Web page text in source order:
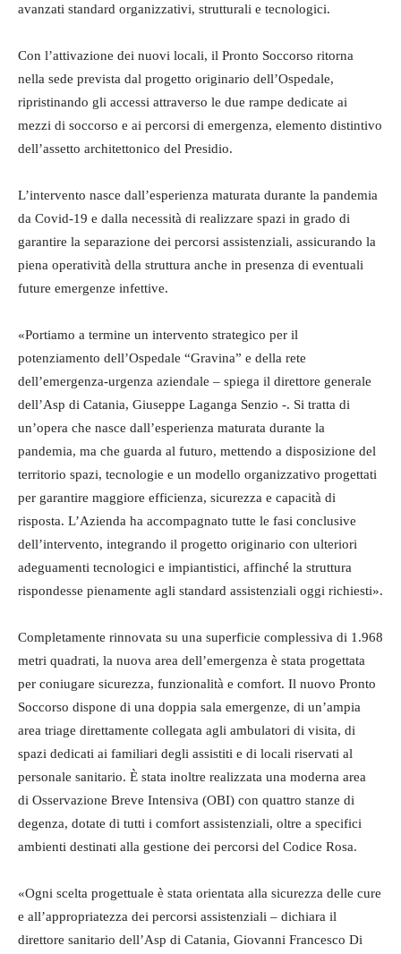
avanzati standard organizzativi, strutturali e tecnologici.
Con l’attivazione dei nuovi locali, il Pronto Soccorso ritorna
nella sede prevista dal progetto originario dell’Ospedale,
ripristinando gli accessi attraverso le due rampe dedicate ai
mezzi di soccorso e ai percorsi di emergenza, elemento distintivo
dell’assetto architettonico del Presidio.
L’intervento nasce dall’esperienza maturata durante la pandemia
da Covid-19 e dalla necessità di realizzare spazi in grado di
garantire la separazione dei percorsi assistenziali, assicurando la
piena operatività della struttura anche in presenza di eventuali
future emergenze infettive.
«Portiamo a termine un intervento strategico per il
potenziamento dell’Ospedale “Gravina” e della rete
dell’emergenza-urgenza aziendale – spiega il direttore generale
dell’Asp di Catania, Giuseppe Laganga Senzio -. Si tratta di
un’opera che nasce dall’esperienza maturata durante la
pandemia, ma che guarda al futuro, mettendo a disposizione del
territorio spazi, tecnologie e un modello organizzativo progettati
per garantire maggiore efficienza, sicurezza e capacità di
risposta. L’Azienda ha accompagnato tutte le fasi conclusive
dell’intervento, integrando il progetto originario con ulteriori
adeguamenti tecnologici e impiantistici, affinché la struttura
rispondesse pienamente agli standard assistenziali oggi richiesti».
Completamente rinnovata su una superficie complessiva di 1.968
metri quadrati, la nuova area dell’emergenza è stata progettata
per coniugare sicurezza, funzionalità e comfort. Il nuovo Pronto
Soccorso dispone di una doppia sala emergenze, di un’ampia
area triage direttamente collegata agli ambulatori di visita, di
spazi dedicati ai familiari degli assistiti e di locali riservati al
personale sanitario. È stata inoltre realizzata una moderna area
di Osservazione Breve Intensiva (OBI) con quattro stanze di
degenza, dotate di tutti i comfort assistenziali, oltre a specifici
ambienti destinati alla gestione dei percorsi del Codice Rosa.
«Ogni scelta progettuale è stata orientata alla sicurezza delle cure
e all’appropriatezza dei percorsi assistenziali – dichiara il
direttore sanitario dell’Asp di Catania, Giovanni Francesco Di